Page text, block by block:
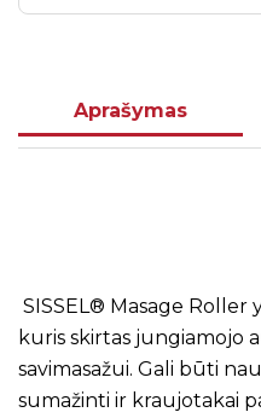
Aprašymas
SISSEL® Masage Roller
kuris skirtas jungiamojo
savimasažui. Gali būti
sumažinti ir kraujotakai